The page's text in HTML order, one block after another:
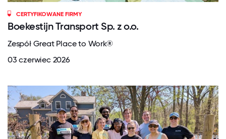
CERTYFIKOWANE FIRMY
Boekestijn Transport Sp. z o.o.
Zespół Great Place to Work®
03 czerwiec 2026